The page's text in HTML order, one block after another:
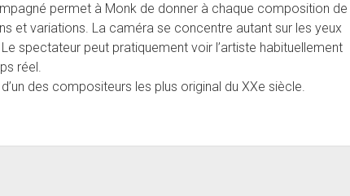
permet à Monk de donner à chaque composition de
et variations. La caméra se concentre autant sur les yeux
spectateur peut pratiquement voir l’artiste habituellement
réel.
des compositeurs les plus original du XXe siècle.